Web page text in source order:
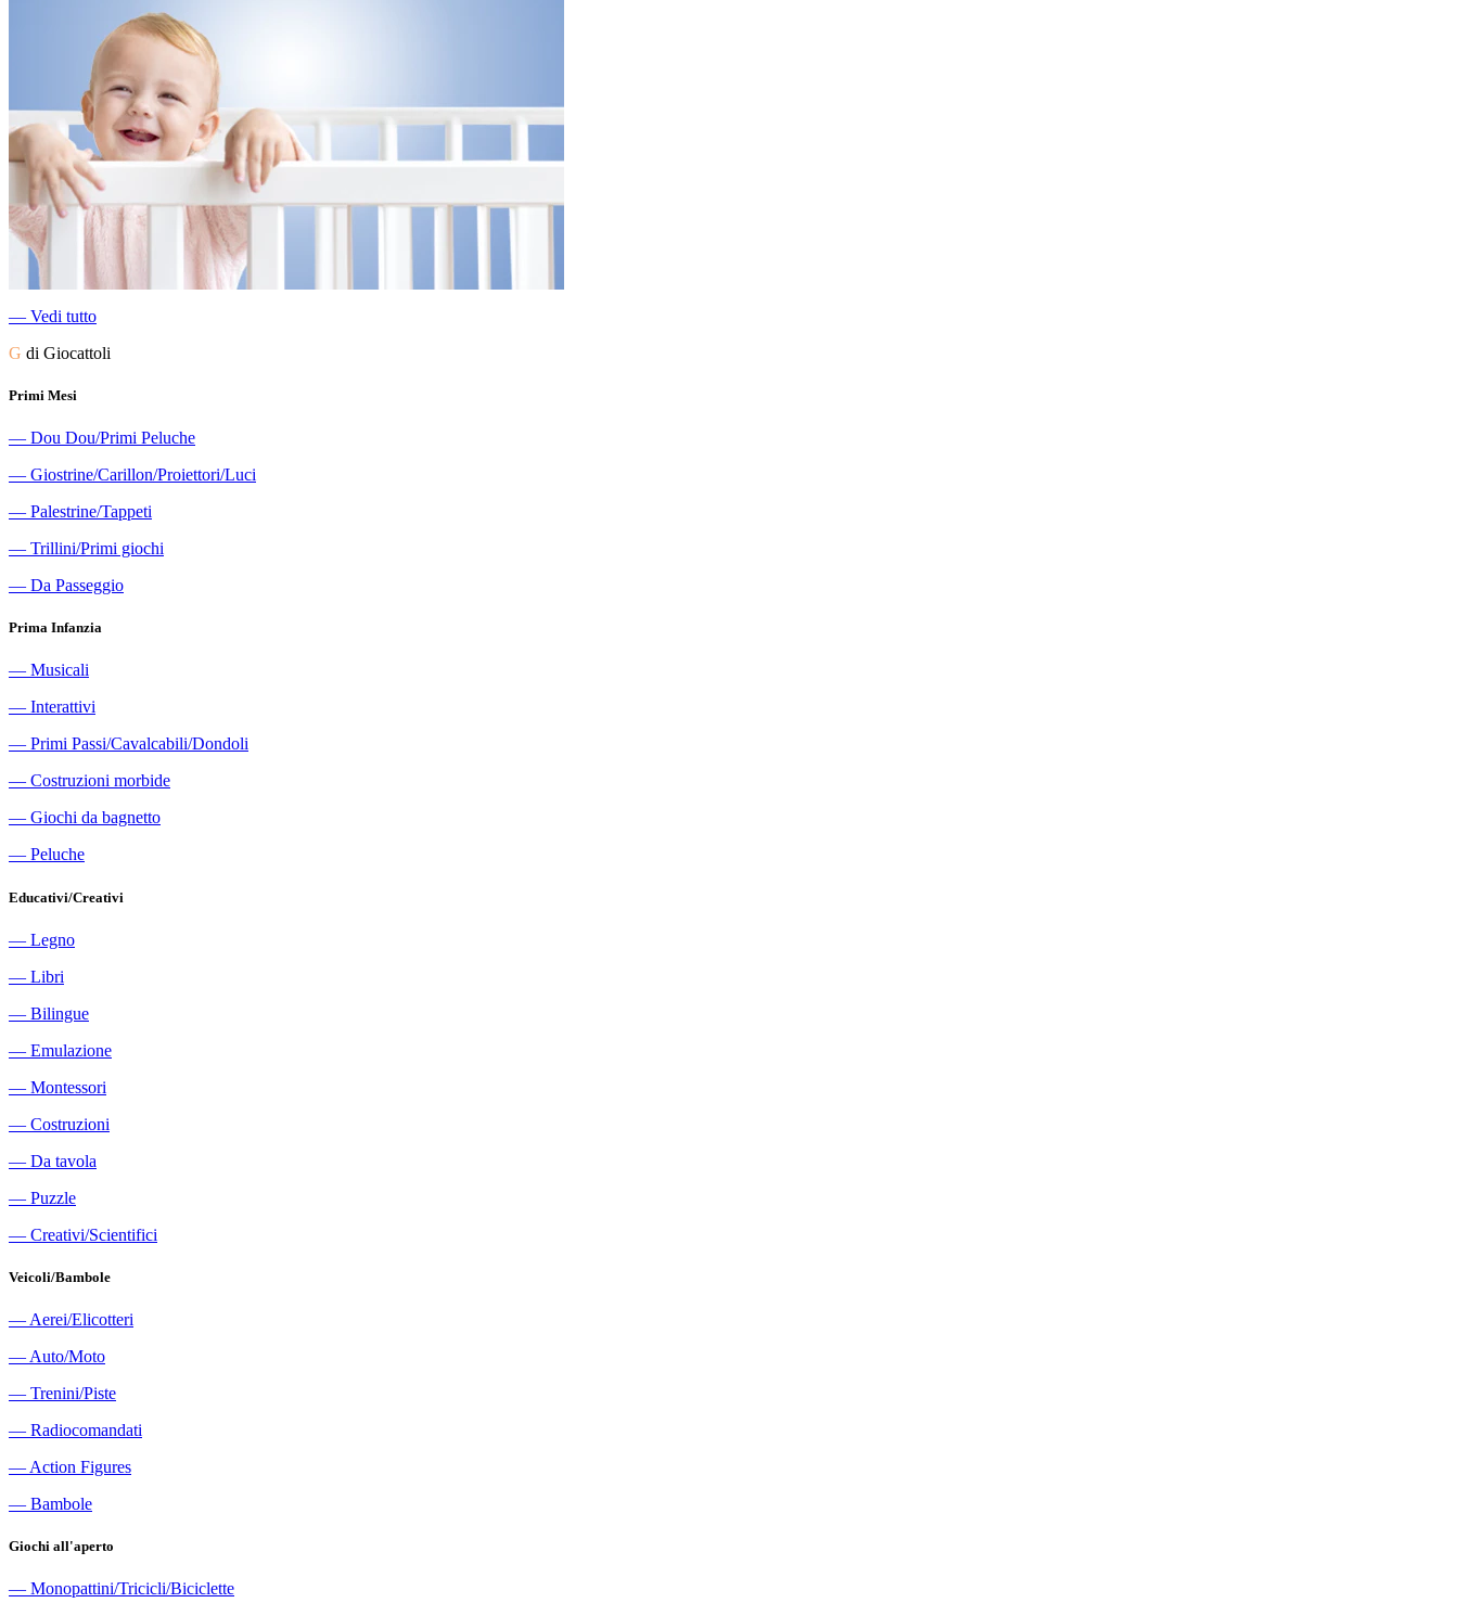
― Vedi tutto
G di Giocattoli
Primi Mesi
― Dou Dou/Primi Peluche
― Giostrine/Carillon/Proiettori/Luci
― Palestrine/Tappeti
― Trillini/Primi giochi
― Da Passeggio
Prima Infanzia
― Musicali
― Interattivi
― Primi Passi/Cavalcabili/Dondoli
― Costruzioni morbide
― Giochi da bagnetto
― Peluche
Educativi/Creativi
― Legno
― Libri
― Bilingue
― Emulazione
― Montessori
― Costruzioni
― Da tavola
― Puzzle
― Creativi/Scientifici
Veicoli/Bambole
― Aerei/Elicotteri
― Auto/Moto
― Trenini/Piste
― Radiocomandati
― Action Figures
― Bambole
Giochi all'aperto
― Monopattini/Tricicli/Biciclette